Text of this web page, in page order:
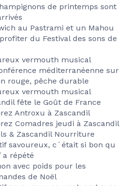
de printemps sont
au Pastrami et un Mahou
du Festival des sons de
vermouth musical
méditerranéenne sur
rouge, pêche durable
vermouth musical
fête le Goût de France
Antroxu à Zascandil
Comadres jeudi à Zascandil
& Zascandil Nourriture
savoureux, c´était si bon qu
répété
avec poids pour les
de Noël